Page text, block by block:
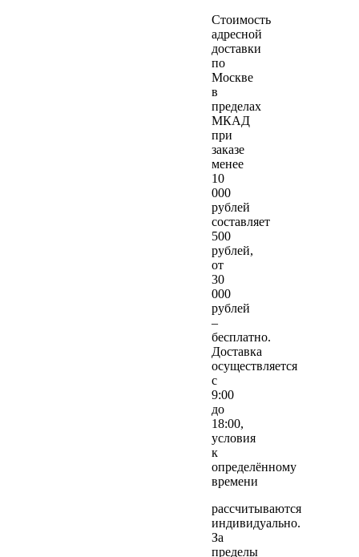
Стоимость
адресной
доставки
по
Москве
в
пределах
МКАД
при
заказе
менее
10
000
рублей
составляет
500
рублей,
от
30
000
рублей
–
бесплатно.
Доставка
осуществляется
с
9:00
до
18:00,
условия
к
определённому
времени
рассчитываются
индивидуально.
За
пределы